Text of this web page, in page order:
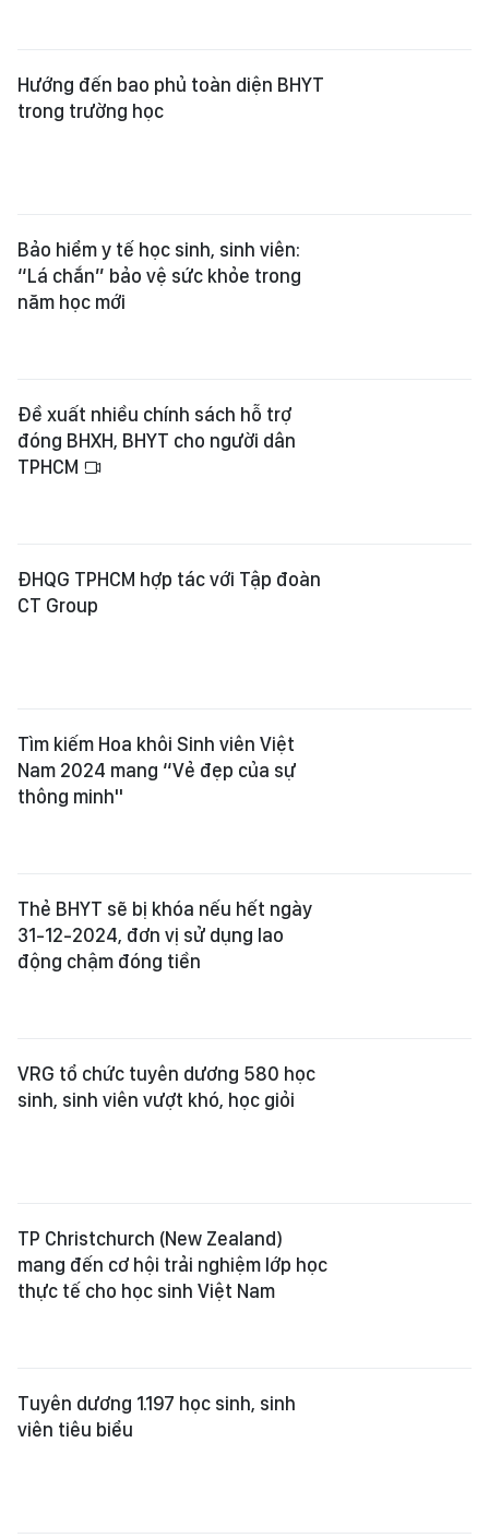
Hướng đến bao phủ toàn diện BHYT
trong trường học
Bảo hiểm y tế học sinh, sinh viên:
“Lá chắn” bảo vệ sức khỏe trong
năm học mới
Đề xuất nhiều chính sách hỗ trợ
đóng BHXH, BHYT cho người dân
TPHCM
ĐHQG TPHCM hợp tác với Tập đoàn
CT Group
Tìm kiếm Hoa khôi Sinh viên Việt
Nam 2024 mang “Vẻ đẹp của sự
thông minh"
Thẻ BHYT sẽ bị khóa nếu hết ngày
31-12-2024, đơn vị sử dụng lao
động chậm đóng tiền
VRG tổ chức tuyên dương 580 học
sinh, sinh viên vượt khó, học giỏi
TP Christchurch (New Zealand)
mang đến cơ hội trải nghiệm lớp học
thực tế cho học sinh Việt Nam
Tuyên dương 1.197 học sinh, sinh
viên tiêu biểu